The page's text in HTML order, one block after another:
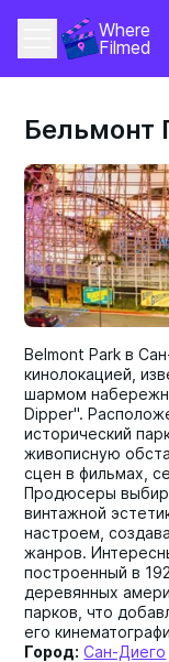
Where
Filmed
Бельмонт
Belmont Park в
кинолокацией,
шармом
Dipper".
исторический
живописную
сцен в фильмах,
Продюсеры
винтажной
настроем,
жанров.
построенный в
деревянных
парков, что
его
Город: Сан-Диего